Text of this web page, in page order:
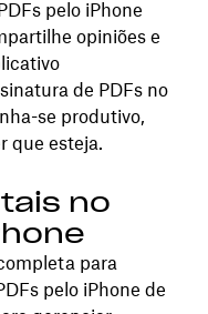
pelo iPhone
opiniões e
de PDFs no
se produtivo,
que esteja.
no
para
pelo iPhone de